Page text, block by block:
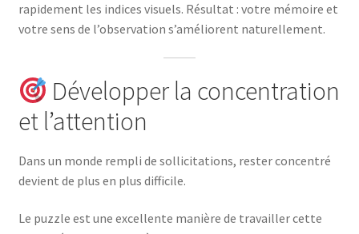
rapidement les indices visuels. Résultat : votre mémoire et
votre sens de l’observation s’améliorent naturellement.
Développer la concentration
et l’attention
Dans un monde rempli de sollicitations, rester concentré
devient de plus en plus difficile.
Le puzzle est une excellente manière de travailler cette